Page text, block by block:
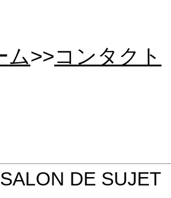
ム>>コンタクト
DE SUJET